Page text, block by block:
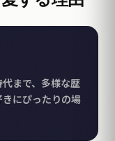
まで、多様な歴
にぴったりの場